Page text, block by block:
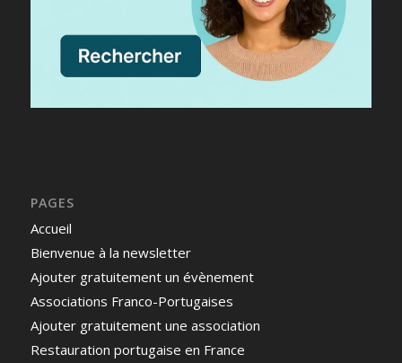
PAGES
Accueil
Bienvenue à la newsletter
Ajouter gratuitement un évènement
Associations Franco-Portugaises
Ajouter gratuitement une association
Restauration portugaise en France